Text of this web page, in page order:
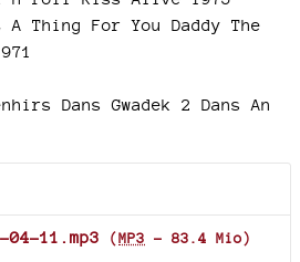
Thing For You Daddy The
Dans Gwadek 2 Dans An
04-11.mp3 (MP3 - 83.4 Mio)